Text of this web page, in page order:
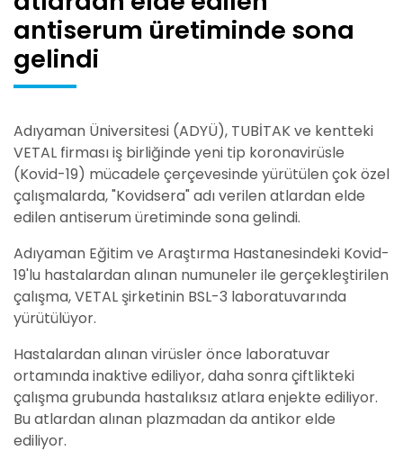
antiserum üretiminde sona
gelindi
Adıyaman Üniversitesi (ADYÜ), TUBİTAK ve kentteki
VETAL firması iş birliğinde yeni tip koronavirüsle
(Kovid-19) mücadele çerçevesinde yürütülen çok özel
çalışmalarda, "Kovidsera" adı verilen atlardan elde
edilen antiserum üretiminde sona gelindi.
Adıyaman Eğitim ve Araştırma Hastanesindeki Kovid-
19'lu hastalardan alınan numuneler ile gerçekleştirilen
çalışma, VETAL şirketinin BSL-3 laboratuvarında
yürütülüyor.
Hastalardan alınan virüsler önce laboratuvar
ortamında inaktive ediliyor, daha sonra çiftlikteki
çalışma grubunda hastalıksız atlara enjekte ediliyor.
Bu atlardan alınan plazmadan da antikor elde
ediliyor.